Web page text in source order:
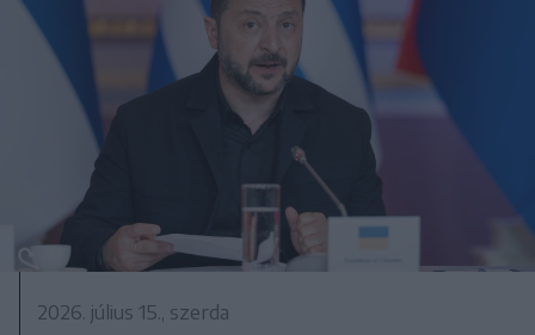
2026. július 15., szerda